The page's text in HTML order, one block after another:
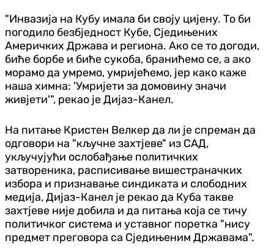
"Инвазија на Кубу имала би своју цијену. То би
погодило безбједност Кубе, Сједињених
Америчких Држава и региона. Ако се то догоди,
биће борбе и биће сукоба, бранићемо се, а ако
морамо да умремо, умријећемо, јер како каже
наша химна: 'Умријети за домовину значи
живјети'", рекао је Дијаз-Канел.
На питање Кристен Велкер да ли је спреман да
одговори на "кључне захтјеве" из САД,
укључујући ослобађање политичких
затвореника, расписивање вишестраначких
избора и признавање синдиката и слободних
медија, Дијаз-Канел је рекао да Куба такве
захтјеве није добила и да питања која се тичу
политичког система и уставног поретка "нису
предмет преговора са Сједињеним Државама".